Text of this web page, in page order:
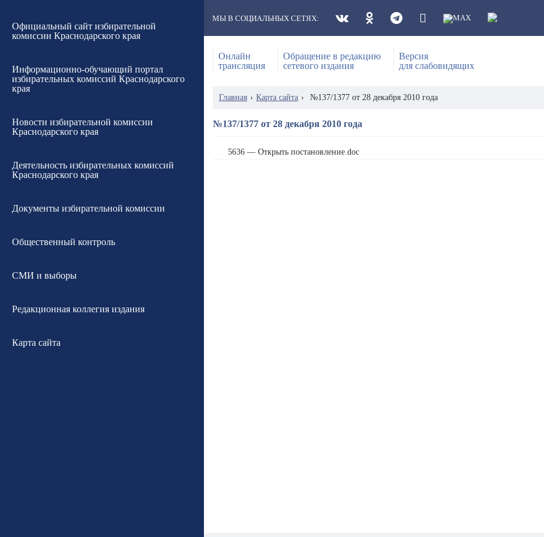
Официальный сайт избирательной
комиссии Краснодарского края
Информационно-обучающий портал
избирательных комиссий Краснодарского
края
Новости избирательной комиссии
Краснодарского края
Деятельность избирательных комиссий
Краснодарского края
Документы избирательной комиссии
Общественный контроль
СМИ и выборы
Редакционная коллегия издания
Карта сайта
МЫ В СОЦИАЛЬНЫХ СЕТЯХ:
Онлайн
трансляция
Обращение в редакцию
сетевого издания
Версия
для слабовидящих
Главная › Карта сайта › №137/1377 от 28 декабря 2010 года
№137/1377 от 28 декабря 2010 года
5636 — Открыть постановление.doc